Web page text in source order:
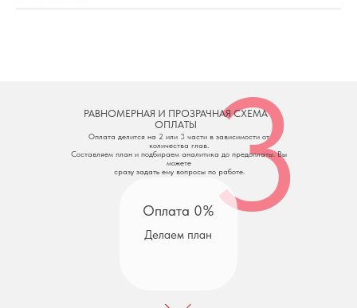
3
РАВНОМЕРНАЯ И ПРОЗРАЧНАЯ СХЕМА
ОПЛАТЫ
Оплата 0%
Делаем план
Оплата делится на 2 или 3 части в зависимости от
количества глав.
Составляем план и подбираем аналитика до предоплаты. Вы
можете
сразу задать ему вопросы по работе.